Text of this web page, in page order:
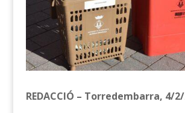
REDACCIÓ – Torredembarra, 4/